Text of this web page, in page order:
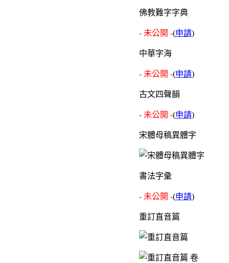
佛教難字字典
- 未公開 -(申請)
中華字海
- 未公開 -(申請)
古文四聲韻
- 未公開 -(申請)
宋體母稿異體字
書法字彙
- 未公開 -(申請)
重訂直音篇